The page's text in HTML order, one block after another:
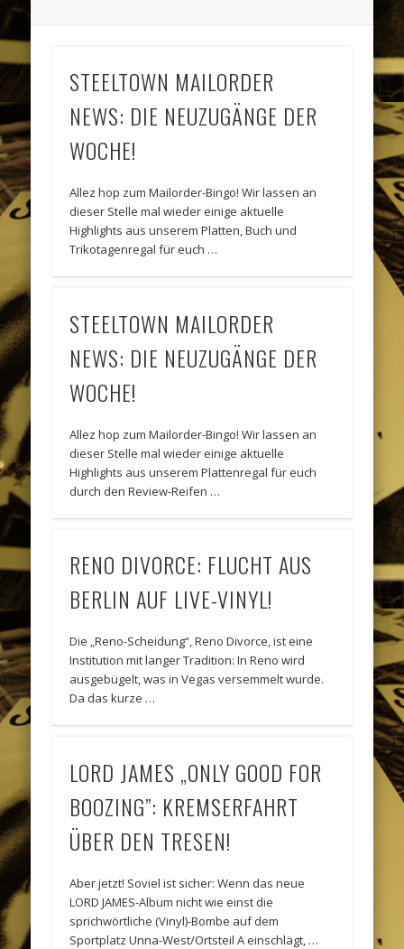
STEELTOWN MAILORDER
NEWS: DIE NEUZUGÄNGE DER
WOCHE!
Allez hop zum Mailorder-Bingo! Wir lassen an
dieser Stelle mal wieder einige aktuelle
Highlights aus unserem Platten, Buch und
Trikotagenregal für euch …
STEELTOWN MAILORDER
NEWS: DIE NEUZUGÄNGE DER
WOCHE!
Allez hop zum Mailorder-Bingo! Wir lassen an
dieser Stelle mal wieder einige aktuelle
Highlights aus unserem Plattenregal für euch
durch den Review-Reifen …
RENO DIVORCE: FLUCHT AUS
BERLIN AUF LIVE-VINYL!
Die „Reno-Scheidung“, Reno Divorce, ist eine
Institution mit langer Tradition: In Reno wird
ausgebügelt, was in Vegas versemmelt wurde.
Da das kurze …
LORD JAMES „ONLY GOOD FOR
BOOZING”: KREMSERFAHRT
ÜBER DEN TRESEN!
Aber jetzt! Soviel ist sicher: Wenn das neue
LORD JAMES-Album nicht wie einst die
sprichwörtliche (Vinyl)-Bombe auf dem
Sportplatz Unna-West/Ortsteil A einschlägt, …